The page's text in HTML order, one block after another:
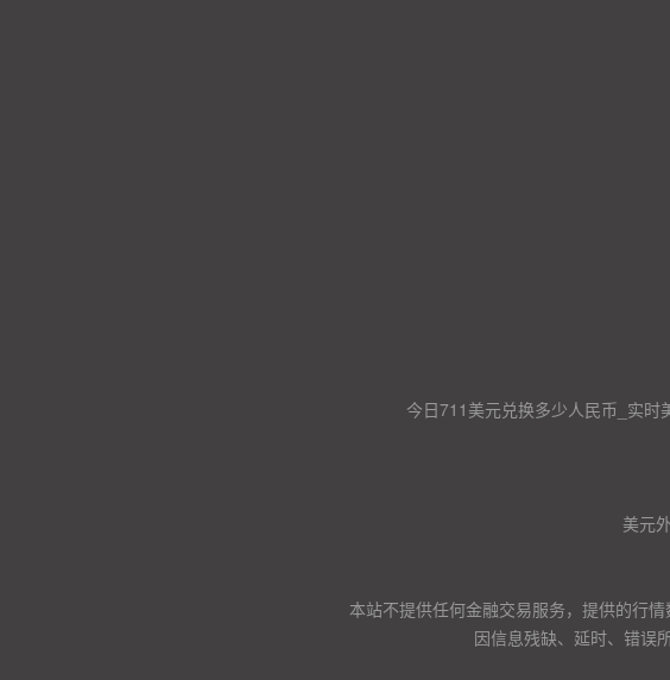
今日711美元兑换多少人民币_实时
美元
本站不提供任何金融交易服务，提供的行
因信息残缺、延时、错误